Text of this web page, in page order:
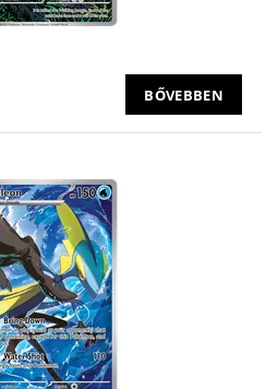
BŐVEBBEN